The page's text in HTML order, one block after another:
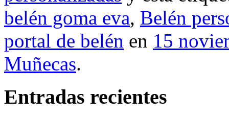
belén goma eva, Belén
portal de belén en 15
Muñecas.
Entradas recientes